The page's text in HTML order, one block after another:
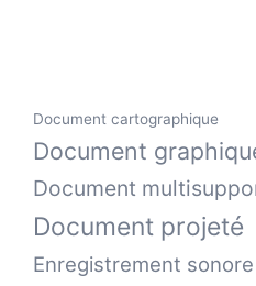
Document cartographique
Document
Document
Document projeté
Enregistrement sonore